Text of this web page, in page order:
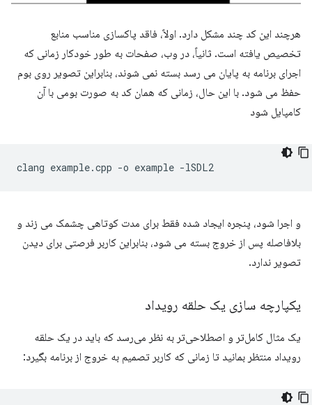
هرچند این کد چند مشکل دارد. اولاً، فاقد پاکسازی مناسب منابع
تخصیص یافته است. ثانیاً، در وب، صفحات به طور خودکار زمانی که
اجرای برنامه به پایان می رسد بسته نمی شوند، بنابراین تصویر روی بوم
حفظ می شود. با این حال، زمانی که همان کد به صورت بومی با آن
کامپایل شود
clang example.cpp -o example
و اجرا شود، پنجره ایجاد شده فقط برای مدت کوتاهی چشمک می زند و
بلافاصله پس از خروج بسته می شود، بنابراین کاربر فرصتی برای دیدن
تصویر ندارد.
یکپارچه سازی یک حلقه رویداد
یک مثال کامل‌تر و اصطلاحی‌تر به نظر می‌رسد که باید در یک حلقه
رویداد منتظر بمانید تا زمانی که کاربر تصمیم به خروج از برنامه بگیرد: